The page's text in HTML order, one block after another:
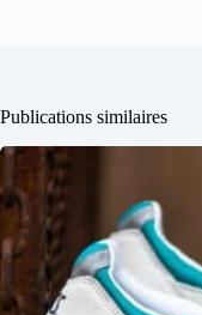
Publications similaires